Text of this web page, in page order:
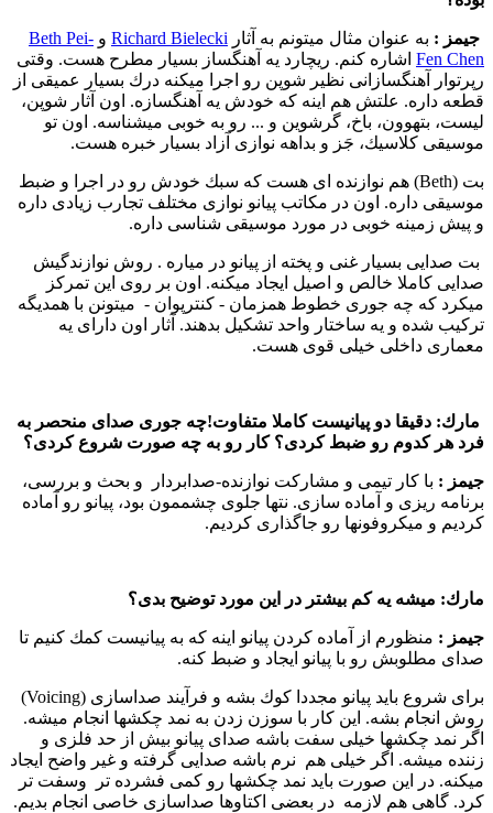
جیمز :‌ به عنوان مثال میتونم به آثار Richard Bielecki و Beth Pei-
Fen Chen اشاره كنم. ریچارد یه آهنگساز بسیار مطرح هست. وقتی
رپرتوار آهنگسازانی نظیر شوپن رو اجرا میكنه درك بسیار عمیقی از
قطعه داره. علتش هم اینه كه خودش یه آهنگسازه. اون آثار شوپن،
لیست، بتهوون، باخ،‌ گرشوین و ... رو به خوبی میشناسه. اون تو
موسیقی كلاسیك، جَز و بداهه نوازی آزاد بسیار خبره هست.
بت (Beth) هم نوازنده ای هست كه سبك خودش رو در اجرا و ضبط
موسیقی داره. اون در مكاتب پیانو نوازی مختلف تجارب زیادی داره
و پیش زمینه خوبی در مورد موسیقی شناسی داره.
بت صدایی بسیار غنی و پخته از پیانو در میاره . روش نوازندگیش
صدایی كاملا خالص و اصیل ایجاد میكنه. اون بر روی این تمركز
میكرد كه چه جوری خطوط همزمان - كنترپوان - میتونن با همدیگه
تركیب شده و یه ساختار واحد تشكیل بدهند. آثار اون دارای یه
معماری داخلی خیلی قوی هست.
مارك: دقیقا دو پیانیست كاملا متفاوت!چه جوری صدای منحصر به
فرد هر كدوم رو ضبط كردی؟‌ كار رو به چه صورت شروع كردی؟
جیمز :‌ با كار تیمی و مشاركت نوازنده-صدابردار و بحث و بررسی،
برنامه ریزی و آماده سازی. نتها جلوی چشممون بود، پیانو رو آماده
كردیم و میكروفونها رو جاگذاری كردیم.
مارك: میشه یه كم بیشتر در این مورد توضیح بدی؟
جیمز :‌ منظورم از آماده كردن پیانو اینه كه به پیانیست كمك كنیم تا
صدای مطلوبش رو با پیانو ایجاد و ضبط كنه.
برای شروع باید پیانو مجددا كوك بشه و فرآیند صداسازی (Voicing)
روش انجام بشه. این كار با سوزن زدن به نمد چكشها انجام میشه.
اگر نمد چكشها خیلی سفت باشه صدای پیانو بیش از حد فلزی و
زننده میشه. اگر خیلی هم نرم باشه صدایی گرفته و غیر واضح ایجاد
میكنه. در این صورت باید نمد چكشها رو كمی فشرده تر وسفت تر
كرد. گاهی هم لازمه در بعضی اكتاوها صداسازی خاصی انجام بدیم.